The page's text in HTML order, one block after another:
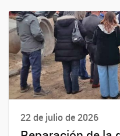
22 de julio de 2026